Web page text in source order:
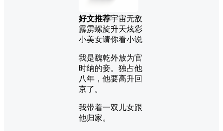
好文推荐宇宙无敌
霹雳螺旋升天炫彩
小美女请你看小说
我是魏乾外放为官
时纳的妾。独占他
八年，他要高升回
京了。
我带着一双儿女跟
他归家。